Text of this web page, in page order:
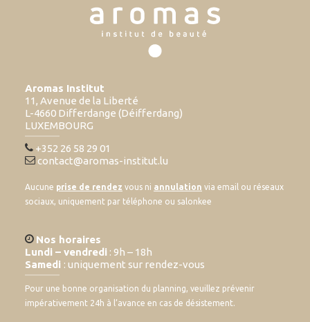
Aromas Institut
11, Avenue de la Liberté
L-4660 Differdange (Déifferdang)
LUXEMBOURG
+352 26 58 29 01
contact@aromas-institut.lu
Aucune prise de rendez vous ni annulation via email ou réseaux
sociaux, uniquement par téléphone ou salonkee
Nos horaires
Lundi – vendredi : 9h – 18h
Samedi : uniquement sur rendez-vous
Pour une bonne organisation du planning, veuillez prévenir
impérativement 24h à l’avance en cas de désistement.